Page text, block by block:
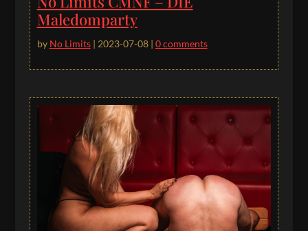
Maledomparty
by No Limits| 2023-07-08| 0 comments